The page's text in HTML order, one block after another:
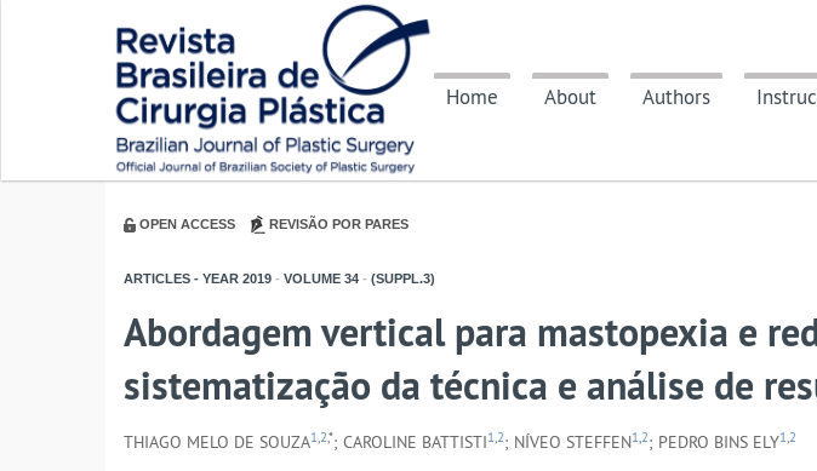
Home About Authors
OPEN ACCESS REVISÃO POR PARES
ARTICLES - YEAR 2019 - VOLUME 34 - (SUPPL.3)
Abordagem vertical para mastopexia e
sistematização da técnica e análise de
THIAGO MELO DE SOUZA1,2,*; CAROLINE BATTISTI1,2; NÍVEO STEFFEN1,2; PEDRO BINS ELY1,2